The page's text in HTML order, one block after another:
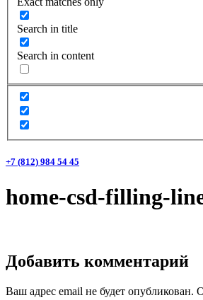
Search in title
Search in content
+7 (812) 984 54 45
home-csd-filling-
Добавить комментарий
Ваш адрес email не будет опубликован.